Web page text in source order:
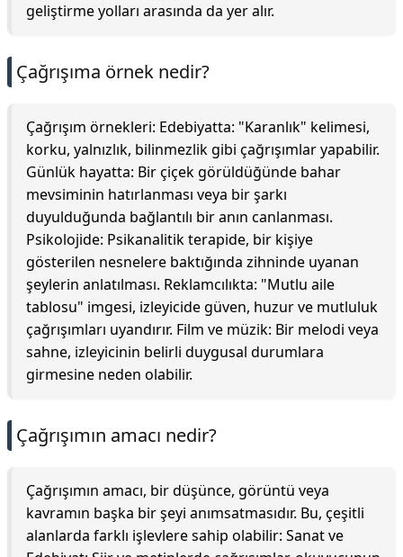
geliştirme yolları arasında da yer alır.
Çağrışıma örnek nedir?
Çağrışım örnekleri: Edebiyatta: "Karanlık" kelimesi,
korku, yalnızlık, bilinmezlik gibi çağrışımlar yapabilir.
Günlük hayatta: Bir çiçek görüldüğünde bahar
mevsiminin hatırlanması veya bir şarkı
duyulduğunda bağlantılı bir anın canlanması.
Psikolojide: Psikanalitik terapide, bir kişiye
gösterilen nesnelere baktığında zihninde uyanan
şeylerin anlatılması. Reklamcılıkta: "Mutlu aile
tablosu" imgesi, izleyicide güven, huzur ve mutluluk
çağrışımları uyandırır. Film ve müzik: Bir melodi veya
sahne, izleyicinin belirli duygusal durumlara
girmesine neden olabilir.
Çağrışımın amacı nedir?
Çağrışımın amacı, bir düşünce, görüntü veya
kavramın başka bir şeyi anımsatmasıdır. Bu, çeşitli
alanlarda farklı işlevlere sahip olabilir: Sanat ve